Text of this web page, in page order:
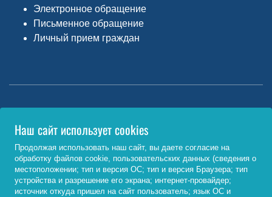
Электронное обращение
Письменное обращение
Личный прием граждан
Министерство науки и высшего образования РФ
http://www.minobrnauki.gov.ru/
Министерство просвещения РФ
https://edu.gov.ru/
Наш сайт использует cookies
Продолжая использовать наш сайт, вы даете согласие на
обработку файлов cookie, пользовательских данных (сведения о
местоположении; тип и версия ОС; тип и версия Браузера; тип
устройства и разрешение его экрана; интернет-провайдер;
источник откуда пришел на сайт пользователь; язык ОС и